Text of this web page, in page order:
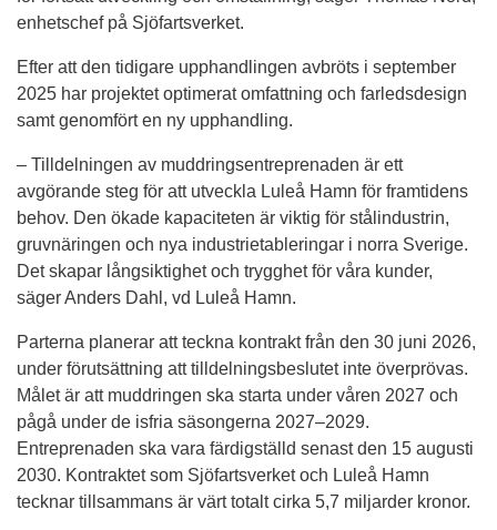
enhetschef på Sjöfartsverket.
Efter att den tidigare upphandlingen avbröts i september
2025 har projektet optimerat omfattning och farledsdesign
samt genomfört en ny upphandling.
– Tilldelningen av muddringsentreprenaden är ett
avgörande steg för att utveckla Luleå Hamn för framtidens
behov. Den ökade kapaciteten är viktig för stålindustrin,
gruvnäringen och nya industrietableringar i norra Sverige.
Det skapar långsiktighet och trygghet för våra kunder,
säger Anders Dahl, vd Luleå Hamn.
Parterna planerar att teckna kontrakt från den 30 juni 2026,
under förutsättning att tilldelningsbeslutet inte överprövas.
Målet är att muddringen ska starta under våren 2027 och
pågå under de isfria säsongerna 2027–2029.
Entreprenaden ska vara färdigställd senast den 15 augusti
2030. Kontraktet som Sjöfartsverket och Luleå Hamn
tecknar tillsammans är värt totalt cirka 5,7 miljarder kronor.